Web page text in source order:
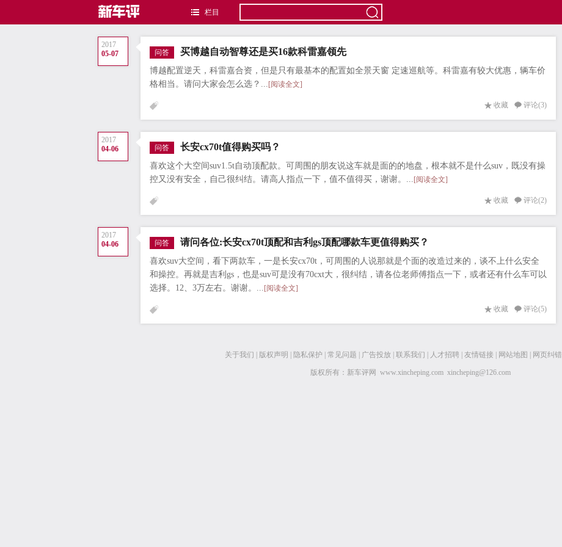
栏目
2017
05-07
问答 买博越自动智尊还是买16款科雷嘉领先
博越配置逆天，科雷嘉合资，但是只有最基本的配置如全景天窗 定速巡航等。科雷嘉有较大优惠，辆车价
格相当。请问大家会怎么选？... [阅读全文]
收藏 评论(3)
2017
04-06
问答 长安cx70t值得购买吗？
喜欢这个大空间suv1.5t自动顶配款。可周围的朋友说这车就是面的的地盘，根本就不是什么suv，既没有操
控又没有安全，自己很纠结。请高人指点一下，值不值得买，谢谢。... [阅读全文]
收藏 评论(2)
2017
04-06
问答 请问各位:长安cx70t顶配和吉利gs顶配哪款车更值得购买？
喜欢suv大空间，看下两款车，一是长安cx70t，可周围的人说那就是个面的改造过来的，谈不上什么安全
和操控。再就是吉利gs，也是suv可是没有70cxt大，很纠结，请各位老师傅指点一下，或者还有什么车可以
选择。12、3万左右。谢谢。... [阅读全文]
收藏 评论(5)
关于我们 版权声明 隐私保护 常见问题 广告投放 联系我们 人才招聘 友情链接 网站地图 网页纠错
版权所有：新车评网 www.xincheping.com xincheping@126.com